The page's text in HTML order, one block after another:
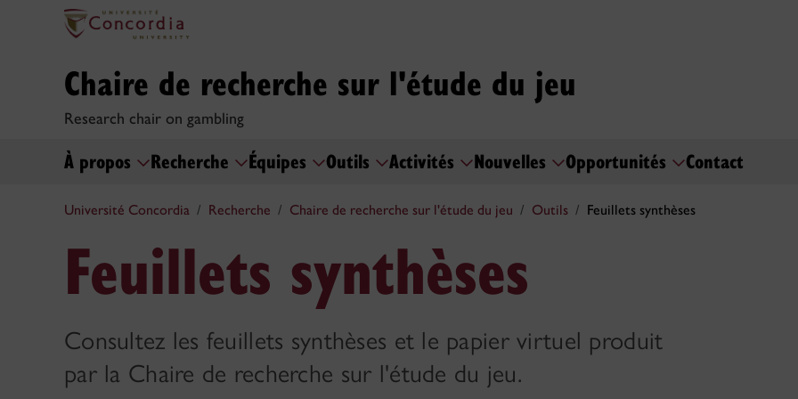
Chaire de recherche sur l'étude du jeu
Research chair on gambling
À propos Recherche Équipes Outils Activités Nouvelles Opportunités Contact
Université Concordia Recherche Chaire de recherche sur l'étude du jeu Outils Feuillets synthèses
Feuillets synthèses
Consultez les feuillets synthèses et le papier virtuel produit
par la Chaire de recherche sur l'étude du jeu.